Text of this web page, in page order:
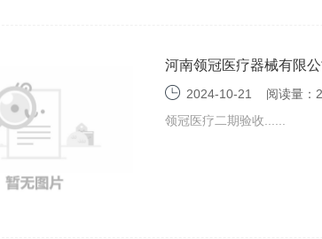
河南领冠医疗器械有限
粘无纺布、淋膜无纺布
2024-10-21
阅读量：
领冠医疗二期验收......